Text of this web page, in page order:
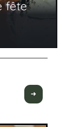
fête